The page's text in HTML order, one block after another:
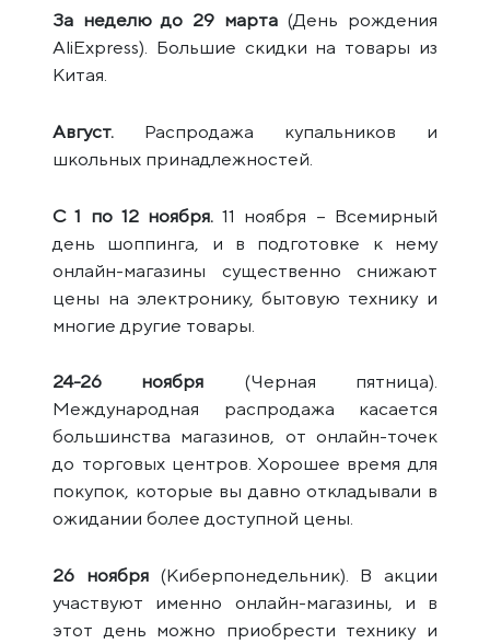
За неделю до 29 марта(День рождения
AliExpress). Большие скидки на товары из
Китая.
Август. Распродажа купальников и
школьных принадлежностей.
С 1 по 12 ноября. 11 ноября – Всемирный
день шоппинга, и в подготовке к нему
онлайн-магазины существенно снижают
цены на электронику, бытовую технику и
многие другие товары.
24-26 ноября (Черная пятница).
Международная распродажа касается
большинства магазинов, от онлайн-точек
до торговых центров. Хорошее время для
покупок, которые вы давно откладывали в
ожидании более доступной цены.
26 ноября(Киберпонедельник). В акции
участвуют именно онлайн-магазины, и в
этот день можно приобрести технику и